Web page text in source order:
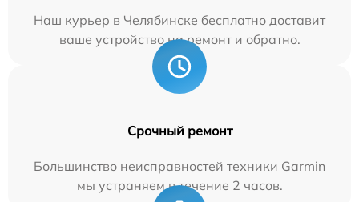
Наш курьер в Челябинске бесплатно доставит
ваше устройство на ремонт и обратно.
Срочный ремонт
Большинство неисправностей техники Garmin
мы устраняем в течение 2 часов.